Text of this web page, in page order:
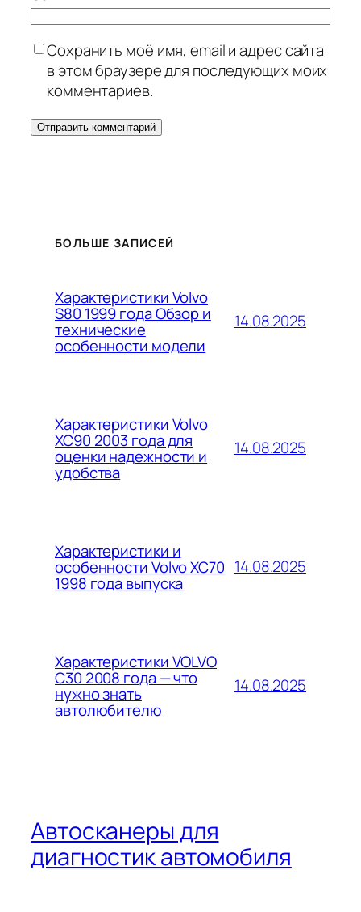
Сохранить моё имя, email и адрес сайта
в этом браузере для последующих моих
комментариев.
БОЛЬШЕ ЗАПИСЕЙ
Характеристики Volvo
S80 1999 года Обзор и
технические
особенности модели
14.08.2025
Характеристики Volvo
XC90 2003 года для
оценки надежности и
удобства
14.08.2025
Характеристики и
особенности Volvo XC70
1998 года выпуска
14.08.2025
Характеристики VOLVO
C30 2008 года — что
нужно знать
автолюбителю
14.08.2025
Автосканеры для
диагностик автомобиля